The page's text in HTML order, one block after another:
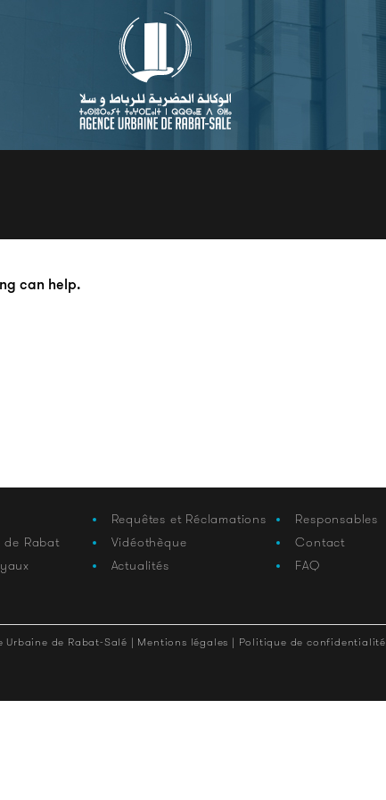
can help.
de Rabat
Requêtes et Réclamations
Vidéothèque
Actualités
Responsables
Contact
FAQ
Urbaine de Rabat-Salé | Mentions légales | Politique de confidentialité